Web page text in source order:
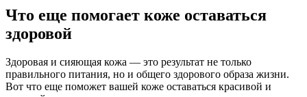
Что еще помогает коже оставаться
здоровой
Здоровая и сияющая кожа — это результат не только
правильного питания, но и общего здорового образа жизни.
Вот что еще поможет вашей коже оставаться красивой и